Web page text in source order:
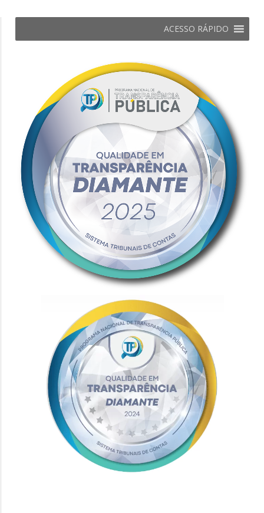
ACESSO RÁPIDO